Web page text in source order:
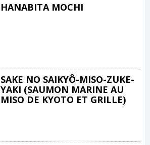
HANABITA MOCHI
SAKE NO SAIKYÔ-MISO-ZUKE-
YAKI (SAUMON MARINE AU
MISO DE KYOTO ET GRILLE)